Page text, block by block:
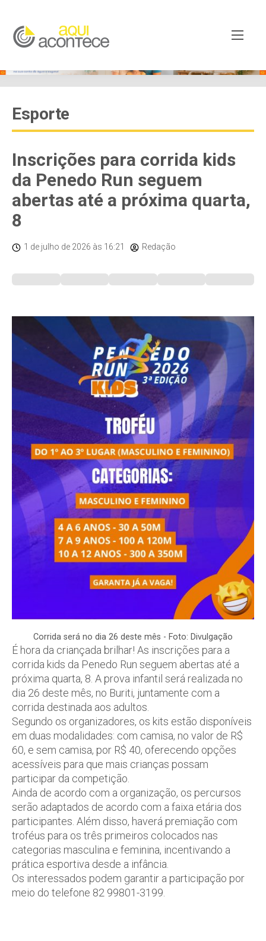
Esporte
Inscrições para corrida kids
da Penedo Run seguem
abertas até a próxima quarta,
8
1 de julho de 2026 às 16:21 Redação
Corrida será no dia 26 deste mês - Foto: Divulgação
É hora da criançada brilhar! As inscrições para a
corrida kids da Penedo Run seguem abertas até a
próxima quarta, 8. A prova infantil será realizada no
dia 26 deste mês, no Buriti, juntamente com a
corrida destinada aos adultos.
Segundo os organizadores, os kits estão disponíveis
em duas modalidades: com camisa, no valor de R$
60, e sem camisa, por R$ 40, oferecendo opções
acessíveis para que mais crianças possam
participar da competição.
Ainda de acordo com a organização, os percursos
serão adaptados de acordo com a faixa etária dos
participantes. Além disso, haverá premiação com
troféus para os três primeiros colocados nas
categorias masculina e feminina, incentivando a
prática esportiva desde a infância.
Os interessados podem garantir a participação por
meio do telefone 82 99801-3199.